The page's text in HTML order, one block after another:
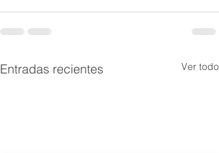
Entradas recientes Ver todo